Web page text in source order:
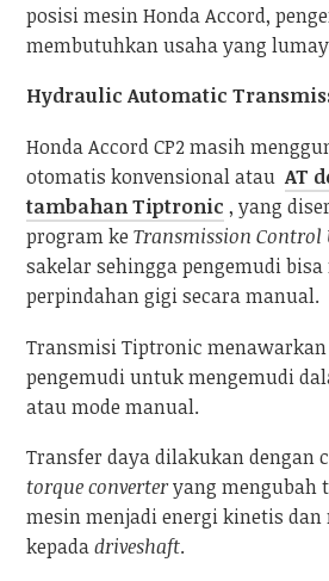
posisi mesin Honda Accord,
membutuhkan usaha yang
Hydraulic Automatic
Honda Accord CP2 masih
otomatis konvensional atau AT
tambahan Tiptronic , yang
program keTransmission Control
sakelar sehingga pengemudi
perpindahan gigi secara manual.
Transmisi Tiptronic
pengemudi untuk mengemudi
atau mode manual.
Transfer daya dilakukan dengan
torque converteryang mengubah
mesin menjadi energi kinetis
kepadadriveshaft.